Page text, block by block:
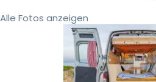
Alle Fotos anzeigen